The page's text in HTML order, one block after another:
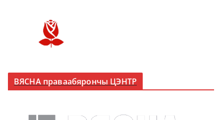
ВЯСНА праваабярончы ЦЭНТР